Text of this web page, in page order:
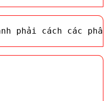
phải cách các